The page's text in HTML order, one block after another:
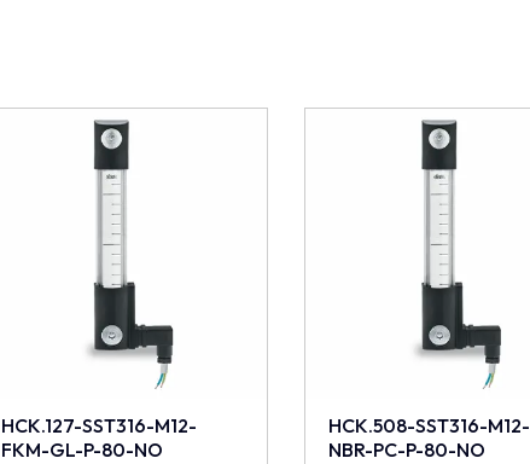
HCK.127-SST316-M12-
FKM-GL-P-80-NO
HCK.508-SST316-M12-
NBR-PC-P-80-NO